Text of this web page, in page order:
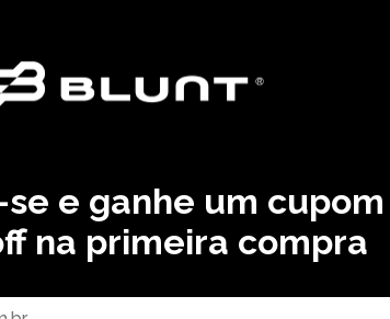
e ganhe um cupom
na primeira compra